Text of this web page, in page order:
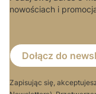
nowościach i
Dołącz do
Zapisując się,